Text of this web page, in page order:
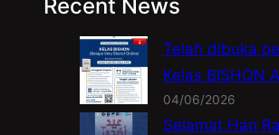
Recent News
Telah dibuka
Kelas BISHON
04/06/2026
Selamat Hari